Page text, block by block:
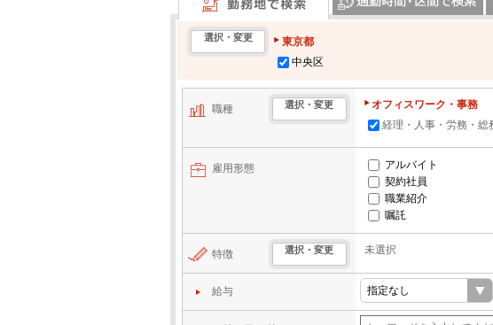
勤務地で検索
選択・変更
東京都
中央区
職種 選択・変更
オフィスワーク・事務
経理・人事・労務・総
雇用形態 アルバイト
契約社員
職業紹介
嘱託
特徴 選択・変更 未選択
給与